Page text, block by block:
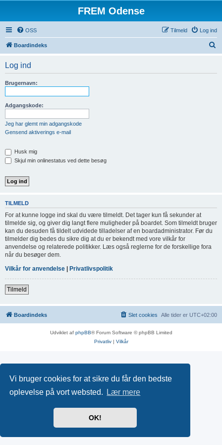
Vi bruger cookies for at sikre du får den bedste
oplevelse på vort websted.
Lær mere
OK!
FREM Odense
OSS Log ind
Tilmeld
Boardindeks
Log ind
Brugernavn:
Adgangskode:
Jeg har glemt min adgangskode
Gensend aktiverings e-mail
Husk mig
Skjul min onlinestatus ved dette besøg
TILMELD
For at kunne logge ind skal du være tilmeldt. Det tager kun få sekunder at
tilmelde sig, og giver dig langt flere muligheder på boardet. Som tilmeldt bruger
kan du desuden få tildelt udvidede tilladelser af en boardadministrator. Før du
tilmelder dig bedes du sikre dig at du er bekendt med vore vilkår for
anvendelse og relaterede politikker. Læs også reglerne for de forskellige fora
når du besøger dem.
Vilkår for anvendelse | Privatlivspolitik
Tilmeld
Boardindeks Alle tider er UTC+02:00
Slet cookies
Udviklet af phpBB® Forum Software © phpBB Limited
Privatliv| Vilkår